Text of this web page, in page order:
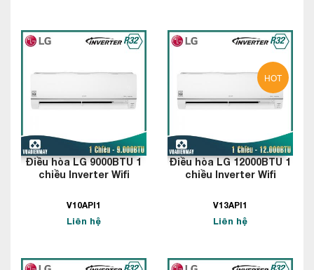
Điều hòa LG 9000BTU 1
chiều Inverter Wifi
V10API1
Liên hệ
HOT
Điều hòa LG 12000BTU 1
chiều Inverter Wifi
V13API1
Liên hệ